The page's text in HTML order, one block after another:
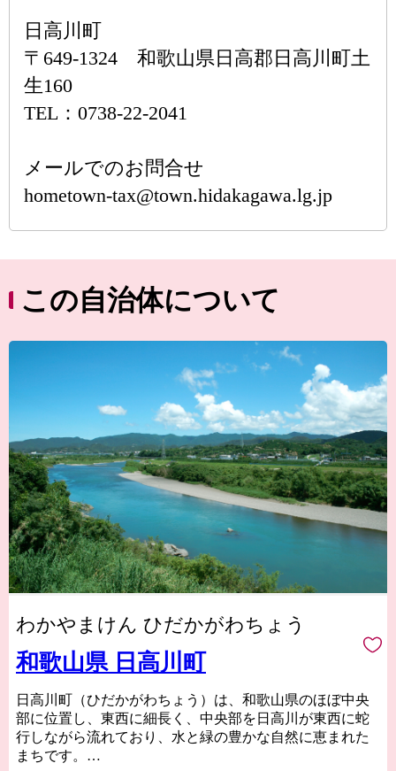
日高川町
〒649-1324 和歌山県日高郡日高川町土
生160
TEL：0738-22-2041
メールでのお問合せ
hometown-tax@town.hidakagawa.lg.jp
この自治体について
わかやまけん ひだかがわちょう
和歌山県 日高川町
日高川町（ひだかがわちょう）は、和歌山県のほぼ中央
部に位置し、東西に細長く、中央部を日高川が東西に蛇
行しながら流れており、水と緑の豊かな自然に恵まれた
まちです。